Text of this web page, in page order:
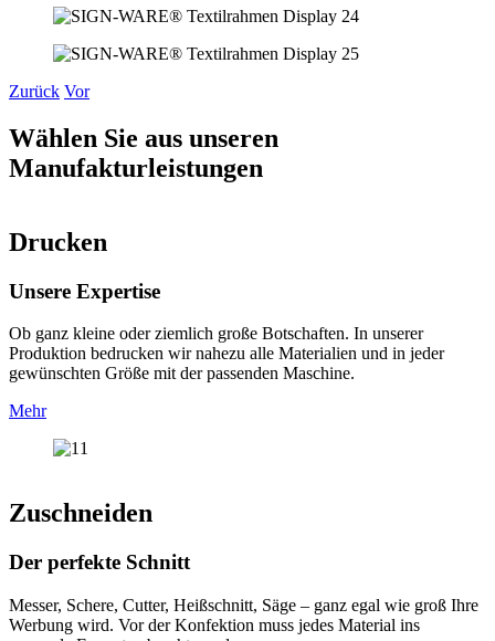
Zurück Vor
Wählen Sie aus unseren
Manufakturleistungen
Drucken
Unsere Expertise
Ob ganz kleine oder ziemlich große Botschaften. In unserer
Produktion bedrucken wir nahezu alle Materialien und in jeder
gewünschten Größe mit der passenden Maschine.
Mehr
Zuschneiden
Der perfekte Schnitt
Messer, Schere, Cutter, Heißschnitt, Säge – ganz egal wie groß Ihre
Werbung wird. Vor der Konfektion muss jedes Material ins